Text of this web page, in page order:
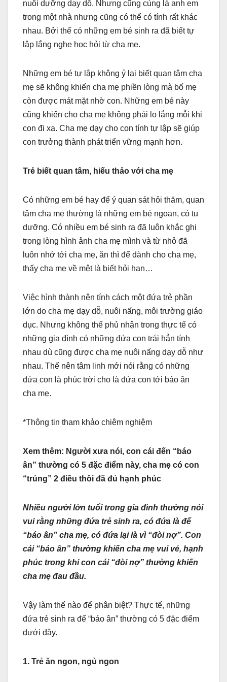
nuôi dưỡng dạy dỗ. Nhưng cũng cùng là anh em
trong một nhà nhưng cũng có thể có tính rất khác
nhau. Bởi thế có những em bé sinh ra đã biết tự
lập lắng nghe học hỏi từ cha mẹ.
Những em bé tự lập không ỷ lại biết quan tâm cha
mẹ sẽ không khiến cha mẹ phiền lòng mà bố mẹ
còn được mát mặt nhờ con. Những em bé này
cũng khiến cho cha mẹ không phải lo lắng mỗi khi
con đi xa. Cha mẹ dạy cho con tính tự lập sẽ giúp
con trưởng thành phát triển vững mạnh hơn.
Trẻ biết quan tâm, hiếu thảo với cha mẹ
Có những em bé hay để ý quan sát hỏi thăm, quan
tâm cha mẹ thường là những em bé ngoan, có tu
dưỡng. Có nhiều em bé sinh ra đã luôn khắc ghi
trong lòng hình ảnh cha mẹ mình và từ nhỏ đã
luôn nhớ tới cha mẹ, ăn thì để dành cho cha mẹ,
thấy cha mẹ về mệt là biết hỏi han…
Việc hình thành nên tính cách một đứa trẻ phần
lớn do cha mẹ dạy dỗ, nuôi nấng, môi trường giáo
dục. Nhưng không thể phủ nhận trong thực tế có
những gia đình có những đứa con trái hẳn tính
nhau dù cũng được cha mẹ nuôi nấng dạy dỗ như
nhau. Thế nên tâm linh mới nói rằng có những
đứa con là phúc trời cho là đứa con tới báo ân
cha mẹ.
*Thông tin tham khảo chiêm nghiệm
Xem thêm: Người xưa nói, con cái đến “báo
ân” thường có 5 đặc điểm này, cha mẹ có con
“trúng” 2 điều thôi đã đủ hạnh phúc
Nhiều người lớn tuổi trong gia đình thường nói
vui rằng những đứa trẻ sinh ra, có đứa là để
“báo ân” cha mẹ, có đứa lại là vì “đòi nợ”. Con
cái “báo ân” thường khiến cha mẹ vui vẻ, hạnh
phúc trong khi con cái “đòi nợ” thường khiến
cha mẹ đau đầu.
Vậy làm thế nào để phân biệt? Thực tế, những
đứa trẻ sinh ra để “báo ân” thường có 5 đặc điểm
dưới đây.
1. Trẻ ăn ngon, ngủ ngon